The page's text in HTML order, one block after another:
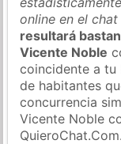
online en el
resultará
Vicente Noble
coincidente a tu
de habitantes
concurrencia
Vicente Noble
QuieroChat.Com.